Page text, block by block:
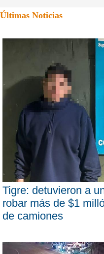
Últimas Noticias
Tigre: detuvieron a
robar más de $1
de camiones